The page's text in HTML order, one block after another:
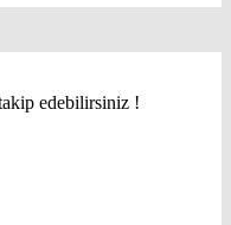
edebilirsiniz !